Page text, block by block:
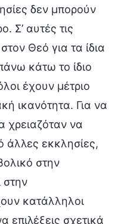
δεν μπορούν
Σ’ αυτές τις
Θεό για τα ίδια
κάτω το ίδιο
έχουν μέτριο
ικανότητα. Για να
χρειαζόταν να
άλλες εκκλησίες,
στην
στην
κατάλληλοι
επιλέξεις σχετικά